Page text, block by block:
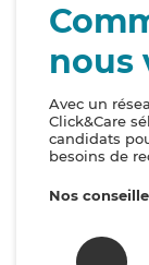
nous
Avec un
Click&Care
candidats
besoins de
Nos